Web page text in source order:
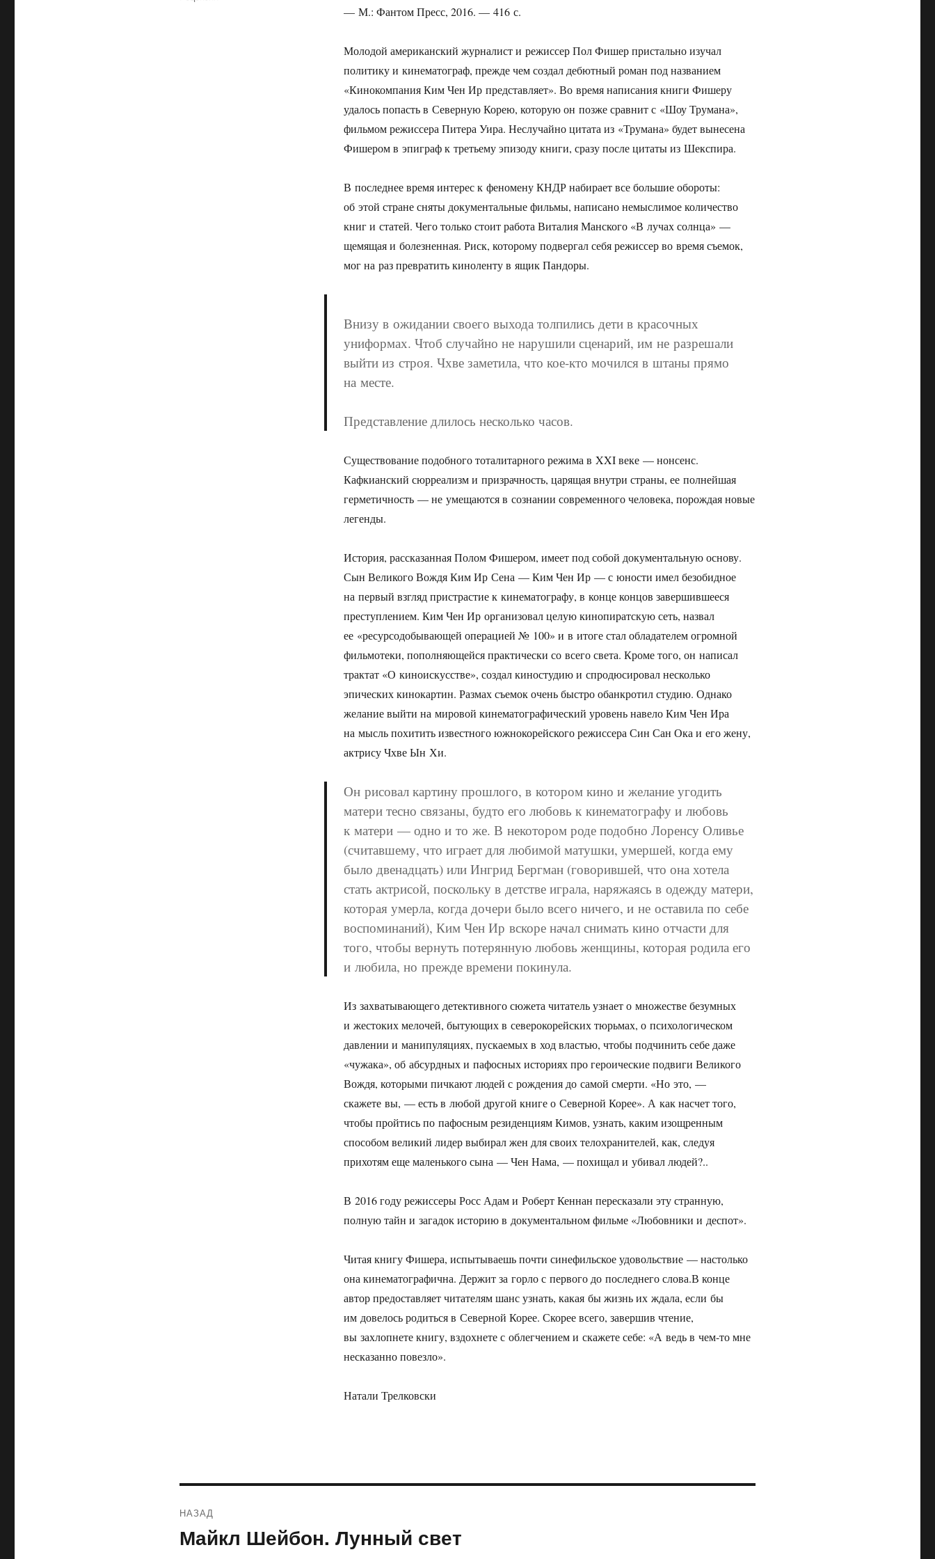
— М.: Фантом Пресс, 2016. — 416 с.
Молодой американский журналист и режиссер Пол Фишер пристально изучал
политику и кинематограф, прежде чем создал дебютный роман под названием
«Кинокомпания Ким Чен Ир представляет». Во время написания книги Фишеру
удалось попасть в Северную Корею, которую он позже сравнит с «Шоу Трумана»,
фильмом режиссера Питера Уира. Неслучайно цитата из «Трумана» будет вынесена
Фишером в эпиграф к третьему эпизоду книги, сразу после цитаты из Шекспира.
В последнее время интерес к феномену КНДР набирает все большие обороты:
об этой стране сняты документальные фильмы, написано немыслимое количество
книг и статей. Чего только стоит работа Виталия Манского «В лучах солнца» —
щемящая и болезненная. Риск, которому подвергал себя режиссер во время съемок,
мог на раз превратить киноленту в ящик Пандоры.
Внизу в ожидании своего выхода толпились дети в красочных
униформах. Чтоб случайно не нарушили сценарий, им не разрешали
выйти из строя. Чхве заметила, что кое-кто мочился в штаны прямо
на месте.
Представление длилось несколько часов.
Существование подобного тоталитарного режима в XXI веке — нонсенс.
Кафкианский сюрреализм и призрачность, царящая внутри страны, ее полнейшая
герметичность — не умещаются в сознании современного человека, порождая новые
легенды.
История, рассказанная Полом Фишером, имеет под собой документальную основу.
Сын Великого Вождя Ким Ир Сена — Ким Чен Ир — с юности имел безобидное
на первый взгляд пристрастие к кинематографу, в конце концов завершившееся
преступлением. Ким Чен Ир организовал целую кинопиратскую сеть, назвал
ее «ресурсодобывающей операцией № 100» и в итоге стал обладателем огромной
фильмотеки, пополняющейся практически со всего света. Кроме того, он написал
трактат «О киноискусстве», создал киностудию и спродюсировал несколько
эпических кинокартин. Размах съемок очень быстро обанкротил студию. Однако
желание выйти на мировой кинематографический уровень навело Ким Чен Ира
на мысль похитить известного южнокорейского режиссера Син Сан Ока и его жену,
актрису Чхве Ын Хи.
Он рисовал картину прошлого, в котором кино и желание угодить
матери тесно связаны, будто его любовь к кинематографу и любовь
к матери — одно и то же. В некотором роде подобно Лоренсу Оливье
(считавшему, что играет для любимой матушки, умершей, когда ему
было двенадцать) или Ингрид Бергман (говорившей, что она хотела
стать актрисой, поскольку в детстве играла, наряжаясь в одежду матери,
которая умерла, когда дочери было всего ничего, и не оставила по себе
воспоминаний), Ким Чен Ир вскоре начал снимать кино отчасти для
того, чтобы вернуть потерянную любовь женщины, которая родила его
и любила, но прежде времени покинула.
Из захватывающего детективного сюжета читатель узнает о множестве безумных
и жестоких мелочей, бытующих в северокорейских тюрьмах, о психологическом
давлении и манипуляциях, пускаемых в ход властью, чтобы подчинить себе даже
«чужака», об абсурдных и пафосных историях про героические подвиги Великого
Вождя, которыми пичкают людей с рождения до самой смерти. «Но это, —
скажете вы, — есть в любой другой книге о Северной Корее». А как насчет того,
чтобы пройтись по пафосным резиденциям Кимов, узнать, каким изощренным
способом великий лидер выбирал жен для своих телохранителей, как, следуя
прихотям еще маленького сына — Чен Нама, — похищал и убивал людей?..
В 2016 году режиссеры Росс Адам и Роберт Кеннан пересказали эту странную,
полную тайн и загадок историю в документальном фильме «Любовники и деспот».
Читая книгу Фишера, испытываешь почти синефильское удовольствие — настолько
она кинематографична. Держит за горло с первого до последнего слова.В конце
автор предоставляет читателям шанс узнать, какая бы жизнь их ждала, если бы
им довелось родиться в Северной Корее. Скорее всего, завершив чтение,
вы захлопнете книгу, вздохнете с облегчением и скажете себе: «А ведь в чем-то мне
несказанно повезло».
Натали Трелковски
по
НАЗАД
Предыдущая
Майкл Шейбон. Лунный свет